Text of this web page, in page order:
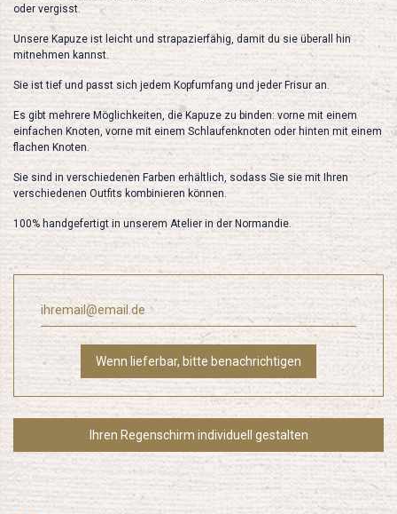
oder vergisst.
Unsere Kapuze ist leicht und strapazierfähig, damit du sie überall hin
mitnehmen kannst.
Sie ist tief und passt sich jedem Kopfumfang und jeder Frisur an.
Es gibt mehrere Möglichkeiten, die Kapuze zu binden: vorne mit einem
einfachen Knoten, vorne mit einem Schlaufenknoten oder hinten mit einem
flachen Knoten.
Sie sind in verschiedenen Farben erhältlich, sodass Sie sie mit Ihren
verschiedenen Outfits kombinieren können.
100% handgefertigt in unserem Atelier in der Normandie.
Wenn lieferbar, bitte benachrichtigen
Ihren Regenschirm individuell gestalten